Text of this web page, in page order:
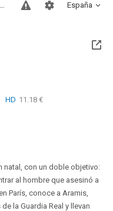
España
Sitios compatibles
HD 11.18 €
natal, con un doble objetivo:
al hombre que asesinó a
París, conoce a Aramis,
la Guardia Real y llevan